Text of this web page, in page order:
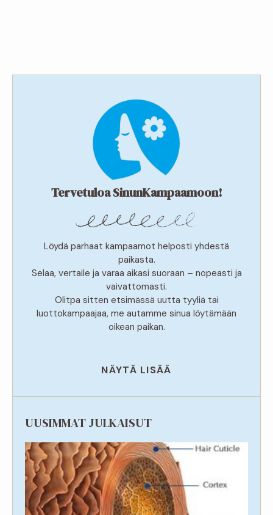
Tervetuloa SinunKampaamoon!
Löydä parhaat kampaamot helposti yhdestä
paikasta.
Selaa, vertaile ja varaa aikasi suoraan – nopeasti ja
vaivattomasti.
Olitpa sitten etsimässä uutta tyyliä tai
luottokampaajaa, me autamme sinua löytämään
oikean paikan.
NÄYTÄ LISÄÄ
UUSIMMAT JULKAISUT